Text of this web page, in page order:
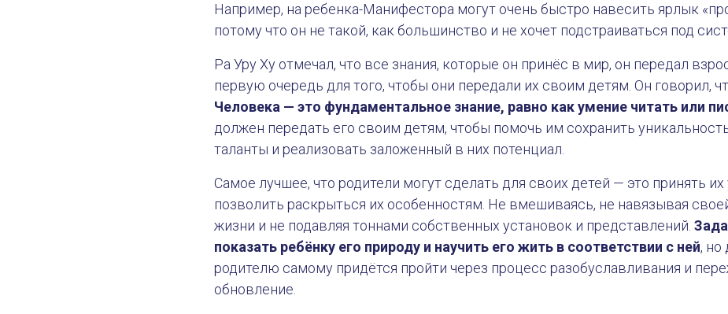
Например, на ребенка-Манифестора могут очень быстро навесить ярлык
потому что он не такой, как большинство и не хочет подстраиваться под
Ра Уру Ху отмечал, что все знания, которые он принёс в мир, он передал
первую очередь для того, чтобы они передали их своим детям. Он говорил,
Человека — это фундаментальное знание, равно как умение читать или
должен передать его своим детям, чтобы помочь им сохранить
таланты и реализовать заложенный в них потенциал.
Самое лучшее, что родители могут сделать для своих детей — это принять их
позволить раскрыться их особенностям. Не вмешиваясь, не навязывая
жизни и не подавляя тоннами собственных установок и представлений.
показать ребёнку его природу и научить его жить в соответствии с ней, но
родителю самому придётся пройти через процесс разобуславливания и
обновление.